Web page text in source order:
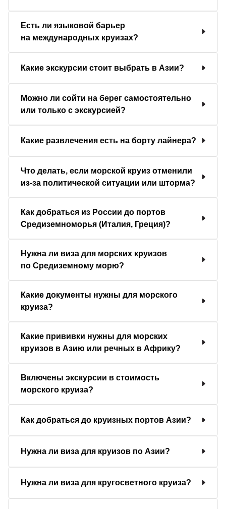
Есть ли языковой барьер
на международных круизах?
Какие экскурсии стоит выбрать в Азии?
Можно ли сойти на берег самостоятельно
или только с экскурсией?
Какие развлечения есть на борту лайнера?
Что делать, если морской круиз отменили
из-за политической ситуации или шторма?
Как добраться из России до портов
Средиземноморья (Италия, Греция)?
Нужна ли виза для морских круизов
по Средиземному морю?
Какие документы нужны для морского
круиза?
Какие прививки нужны для морских
круизов в Азию или речных в Африку?
Включены экскурсии в стоимость
морского круиза?
Как добраться до круизных портов Азии?
Нужна ли виза для круизов по Азии?
Нужна ли виза для кругосветного круиза?